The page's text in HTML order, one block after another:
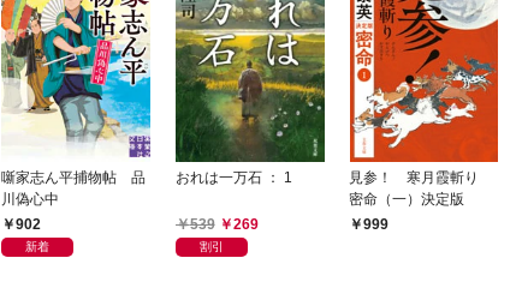
噺家志ん平捕物帖 品
川偽心中
902
新着
おれは一万石 ： 1
539 269
割引
見参！ 寒月霞斬り
密命（一）決定版
999